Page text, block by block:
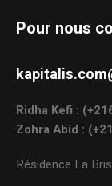
Pour nous
Ridha Kefi :
Zohra Abid :
Résidence La